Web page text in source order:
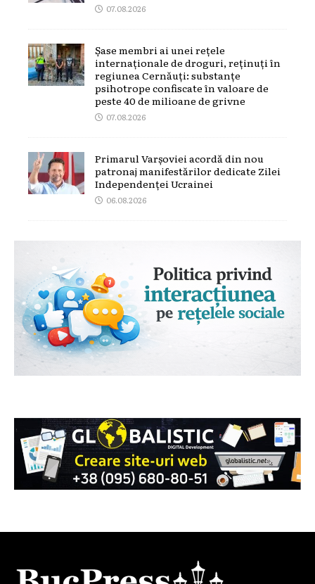
07.08.2026
Șase membri ai unei rețele
internaționale de droguri, reținuți în
regiunea Cernăuți: substanțe
psihotrope confiscate în valoare de
peste 40 de milioane de grivne
07.08.2026
Primarul Varșoviei acordă din nou
patronaj manifestărilor dedicate Zilei
Independenței Ucrainei
06.08.2026